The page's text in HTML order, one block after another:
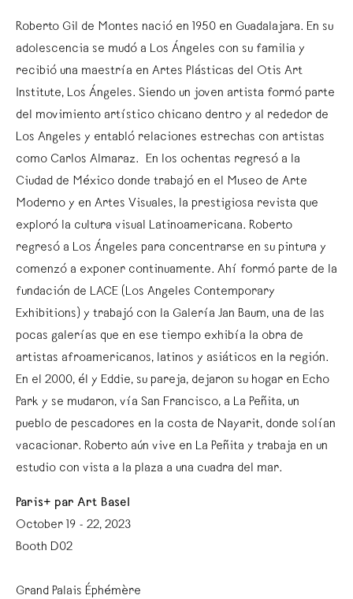
Roberto Gil de Montes nació en 1950 en Guadalajara. En su
adolescencia se mudó a Los Ángeles con su familia y
recibió una maestría en Artes Plásticas del Otis Art
Institute, Los Ángeles. Siendo un joven artista formó parte
del movimiento artístico chicano dentro y al rededor de
Los Angeles y entabló relaciones estrechas con artistas
como Carlos Almaraz. En los ochentas regresó a la
Ciudad de México donde trabajó en el Museo de Arte
Moderno y en Artes Visuales, la prestigiosa revista que
exploró la cultura visual Latinoamericana. Roberto
regresó a Los Ángeles para concentrarse en su pintura y
comenzó a exponer continuamente. Ahí formó parte de la
fundación de LACE (Los Angeles Contemporary
Exhibitions) y trabajó con la Galería Jan Baum, una de las
pocas galerías que en ese tiempo exhibía la obra de
artistas afroamericanos, latinos y asiáticos en la región.
En el 2000, él y Eddie, su pareja, dejaron su hogar en Echo
Park y se mudaron, vía San Francisco, a La Peñita, un
pueblo de pescadores en la costa de Nayarit, donde solían
vacacionar. Roberto aún vive en La Peñita y trabaja en un
estudio con vista a la plaza a una cuadra del mar.
Paris+ par Art Basel
October 19 - 22, 2023
Booth D02
Grand Palais Éphémère⁠